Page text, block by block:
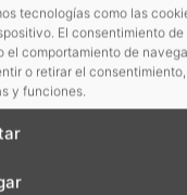
tecnologías como las
El consentimiento de
el comportamiento de
o retirar el
y funciones.